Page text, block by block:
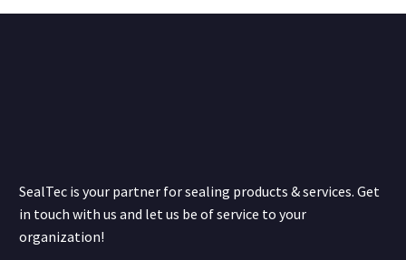
SealTec is your partner for sealing products & services. Get
in touch with us and let us be of service to your
organization!